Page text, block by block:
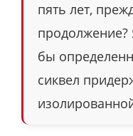
пять лет,
продолжение?
бы
сиквел